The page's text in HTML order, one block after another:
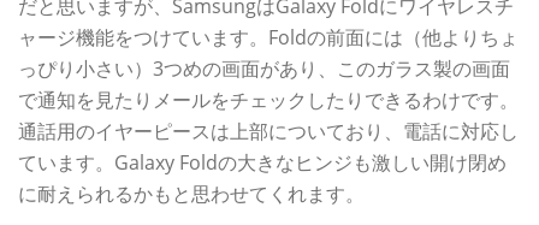
だと思いますが、SamsungはGalaxy Foldにワイヤレスチ
ャージ機能をつけています。Foldの前面には（他よりちょ
っぴり小さい）3つめの画面があり、このガラス製の画面
で通知を見たりメールをチェックしたりできるわけです。
通話用のイヤーピースは上部についており、電話に対応し
ています。Galaxy Foldの大きなヒンジも激しい開け閉め
に耐えられるかもと思わせてくれます。